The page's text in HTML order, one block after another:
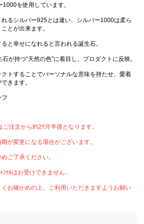
を使用しています。
るシルバー925とは違い、シルバー1000は柔ら
とが出来ます。
と幸せになれると言われる誕生石。
が持つ“天然の色”に着目し、プロダクトに反映。
トすることでパーソナルな意味を持たせ、愛着
きます。
フ
注文から約2ｹ月半後となります。
が変更になる場合がございます。
ご了承ください。
ｾﾙはお受けできません。
お確かめの上、ご利用いただきますようお願い